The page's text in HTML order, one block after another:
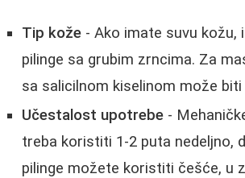
Tip kože - Ako imate suvu kožu,
pilinge sa grubim zrncima. Za
sa salicilnom kiselinom može
Učestalost upotrebe -
treba koristiti 1-2 puta nedeljno,
pilinge možete koristiti češće, u